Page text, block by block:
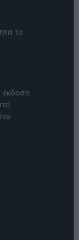
τα
έκδοση